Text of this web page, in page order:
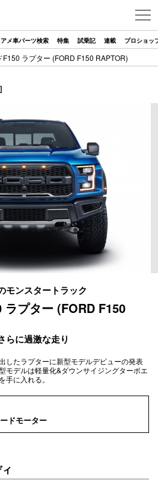
アメ車パーツ検索 特集 試乗記 連載 プロショッ
F150 ラプター (FORD F150 RAPTOR)
モンスタートラック
プター (FORD F150
らに過激な走り
したラプターに新型モデルデビューの発表
モデルは軽量化&ダウンサイジングターボエ
手に入れる。
ドモーター